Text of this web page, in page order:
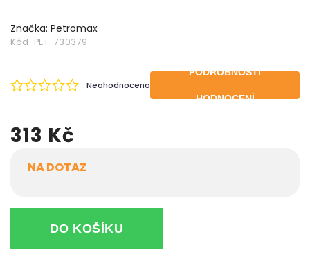
Značka: Petromax
Kód: PET-730379
Neohodnoceno
PODROBNOSTI
HODNOCENÍ
313 Kč
NA DOTAZ
DO KOŠÍKU